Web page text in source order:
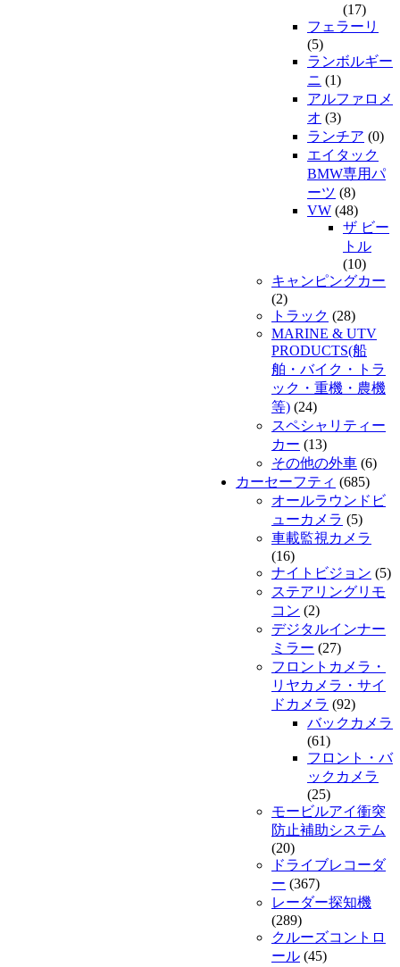
(17)
フェラーリ
(5)
ランボルギー
ニ (1)
アルファロメ
オ (3)
ランチア (0)
エイタック
BMW専用パ
ーツ (8)
VW (48)
ザ ビー
トル
(10)
キャンピングカー
(2)
トラック (28)
MARINE & UTV
PRODUCTS(船
舶・バイク・トラ
ック・重機・農機
等) (24)
スペシャリティー
カー (13)
その他の外車 (6)
カーセーフティ (685)
オールラウンドビ
ューカメラ (5)
車載監視カメラ
(16)
ナイトビジョン (5)
ステアリングリモ
コン (2)
デジタルインナー
ミラー (27)
フロントカメラ・
リヤカメラ・サイ
ドカメラ (92)
バックカメラ
(61)
フロント・バ
ックカメラ
(25)
モービルアイ衝突
防止補助システム
(20)
ドライブレコーダ
ー (367)
レーダー探知機
(289)
クルーズコントロ
ール (45)